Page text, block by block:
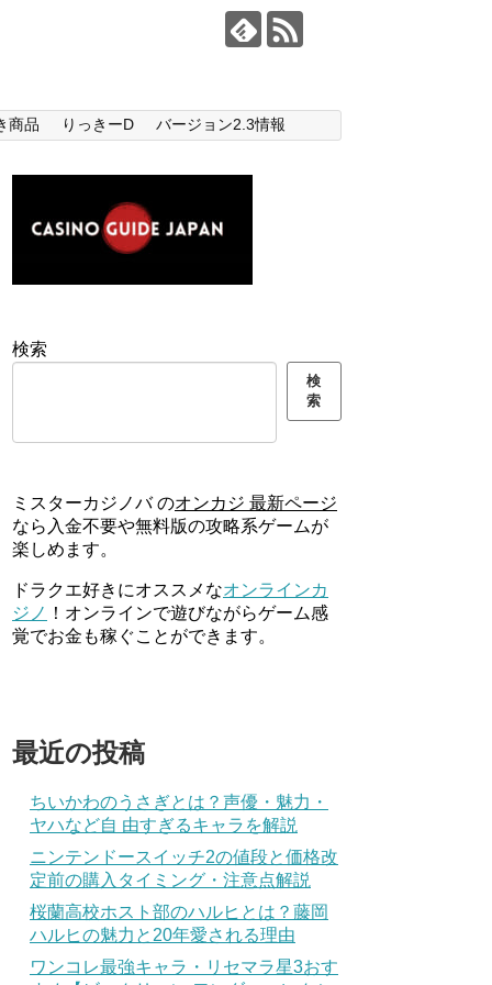
商品 りっきーD バージョン2.3情報
検索
検
索
ミスターカジノバ のオンカジ 最新ページ
なら入金不要や無料版の攻略系ゲームが
楽しめます。
ドラクエ好きにオススメなオンラインカ
ジノ ！オンラインで遊びながらゲーム感
覚でお金も稼ぐことができます。
最近の投稿
ちいかわのうさぎとは？声優・魅力・
ヤハなど自 由すぎるキャラを解説
ニンテンドースイッチ2の値段と価格改
定前の購入タイミング・注意点解説
桜蘭高校ホスト部のハルヒとは？藤岡
ハルヒの魅力と20年愛される理由
ワンコレ最強キャラ・リセマラ星3おす